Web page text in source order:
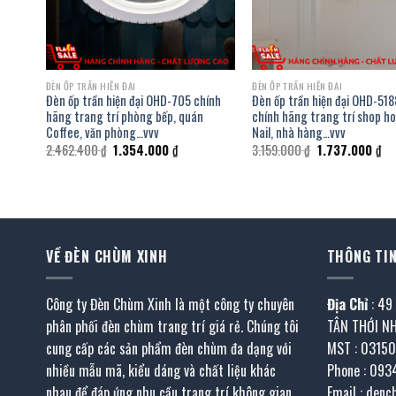
ĐÈN ỐP TRẦN HIỆN ĐẠI
Đèn ốp trần hiện đại OHD-705 chính
hãng trang trí phòng bếp, quán
Coffee, văn phòng…vvv
2.462.400₫ Giá
gốc
1.354.000₫Giá
ĐÈN ỐP TRẦN HIỆN ĐẠI
Đèn ốp trần hiện đại OHD-
chính hãng trang trí shop
Nail, nhà hàng…vvv
3.159.000₫ Giá
gốc
1.737.000₫Giá
hiện
VỀ ĐÈN CHÙM XINH
Công ty Đèn Chùm Xinh là một công ty chuyên
phân phối đèn chùm trang trí giá rẻ. Chúng tôi
cung cấp các sản phẩm đèn chùm đa dạng với
nhiều mẫu mã, kiểu dáng và chất liệu khác
THÔNG
Địa Chỉ : 49
TÂN THỚI
MST :
Phone :